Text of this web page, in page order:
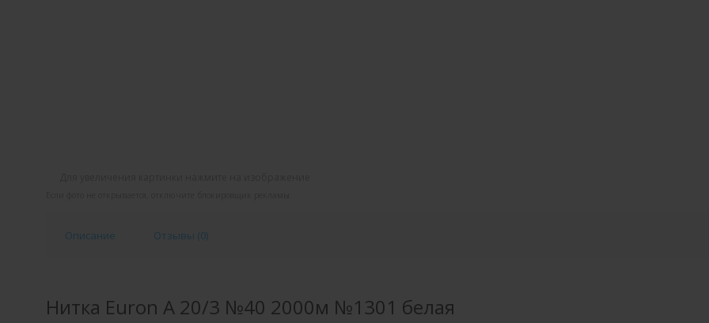
Описание Отзывы (0)
Нитка Euron A 20/3 №40 2000м №1301 белая